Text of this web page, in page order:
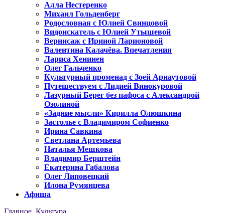
Алла Нестеренко
Михаил Гольденберг
Родословная с Юлией Свинцовой
Видоискатель с Юлией Утышевой
Вернисаж с Ириной Ларионовой
Валентина Калачёва. Впечатления
Лариса Хенинен
Олег Гальченко
Культурный променад с Зоей Арнаутовой
Путешествуем с Лидией Винокуровой
Лазурный Берег без пафоса с Александрой
Озолиной
«Задние мысли» Кирилла Олюшкина
Застолье с Владимиром Софиенко
Ирина Савкина
Светлана Артемьева
Наталья Мешкова
Владимир Берштейн
Екатерина Габалова
Олег Липовецкий
Илона Румянцева
Афиша